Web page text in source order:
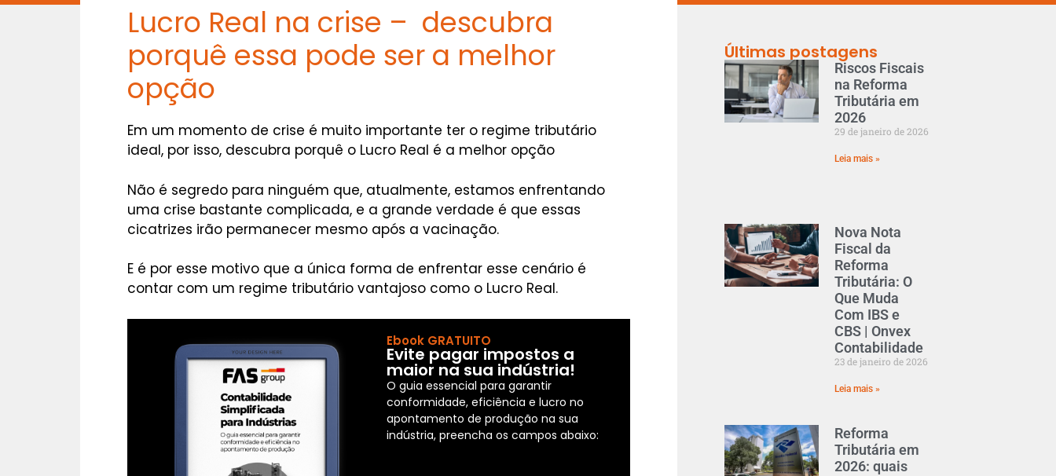
Últimas postagens
Riscos Fiscais
na Reforma
Tributária em
2026
29 de janeiro de 2026
Leia mais »
Nova Nota
Fiscal da
Reforma
Tributária: O
Que Muda
Com IBS e
CBS | Onvex
Contabilidade
23 de janeiro de 2026
Leia mais »
Reforma
Tributária em
2026: quais
Lucro Real na crise – descubra
porquê essa pode ser a melhor
opção
Em um momento de crise é muito importante ter o regime tributário
ideal, por isso, descubra porquê o Lucro Real é a melhor opção
Não é segredo para ninguém que, atualmente, estamos enfrentando
uma crise bastante complicada, e a grande verdade é que essas
cicatrizes irão permanecer mesmo após a vacinação.
E é por esse motivo que a única forma de enfrentar esse cenário é
contar com um regime tributário vantajoso como o Lucro Real.
Ebook GRATUITO
Evite pagar impostos a
maior na sua indústria!
O guia essencial para garantir
conformidade, eficiência e lucro no
apontamento de produção na sua
indústria, preencha os campos abaixo: